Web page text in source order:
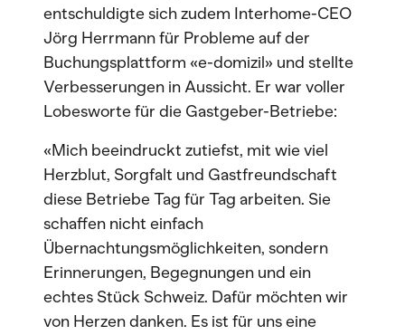
entschuldigte sich zudem Interhome-CEO
Jörg Herrmann für Probleme auf der
Buchungsplattform «e-domizil» und stellte
Verbesserungen in Aussicht. Er war voller
Lobesworte für die Gastgeber-Betriebe:
«Mich beeindruckt zutiefst, mit wie viel
Herzblut, Sorgfalt und Gastfreundschaft
diese Betriebe Tag für Tag arbeiten. Sie
schaffen nicht einfach
Übernachtungsmöglichkeiten, sondern
Erinnerungen, Begegnungen und ein
echtes Stück Schweiz. Dafür möchten wir
von Herzen danken. Es ist für uns eine